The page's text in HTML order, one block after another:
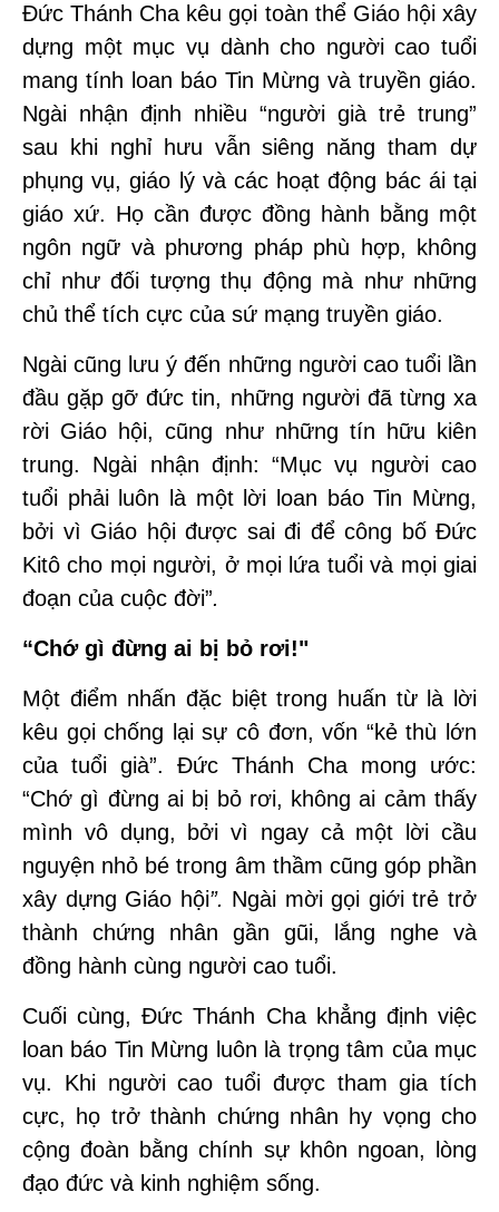
Đức Thánh Cha kêu gọi toàn thể Giáo hội xây
dựng một mục vụ dành cho người cao tuổi
mang tính loan báo Tin Mừng và truyền giáo.
Ngài nhận định nhiều “người già trẻ trung”
sau khi nghỉ hưu vẫn siêng năng tham dự
phụng vụ, giáo lý và các hoạt động bác ái tại
giáo xứ. Họ cần được đồng hành bằng một
ngôn ngữ và phương pháp phù hợp, không
chỉ như đối tượng thụ động mà như những
chủ thể tích cực của sứ mạng truyền giáo.
Ngài cũng lưu ý đến những người cao tuổi lần
đầu gặp gỡ đức tin, những người đã từng xa
rời Giáo hội, cũng như những tín hữu kiên
trung. Ngài nhận định: “Mục vụ người cao
tuổi phải luôn là một lời loan báo Tin Mừng,
bởi vì Giáo hội được sai đi để công bố Đức
Kitô cho mọi người, ở mọi lứa tuổi và mọi giai
đoạn của cuộc đời”.
“Chớ gì đừng ai bị bỏ rơi!"
Một điểm nhấn đặc biệt trong huấn từ là lời
kêu gọi chống lại sự cô đơn, vốn “kẻ thù lớn
của tuổi già”. Đức Thánh Cha mong ước:
“Chớ gì đừng ai bị bỏ rơi, không ai cảm thấy
mình vô dụng, bởi vì ngay cả một lời cầu
nguyện nhỏ bé trong âm thầm cũng góp phần
xây dựng Giáo hội”. Ngài mời gọi giới trẻ trở
thành chứng nhân gần gũi, lắng nghe và
đồng hành cùng người cao tuổi.
Cuối cùng, Đức Thánh Cha khẳng định việc
loan báo Tin Mừng luôn là trọng tâm của mục
vụ. Khi người cao tuổi được tham gia tích
cực, họ trở thành chứng nhân hy vọng cho
cộng đoàn bằng chính sự khôn ngoan, lòng
đạo đức và kinh nghiệm sống.